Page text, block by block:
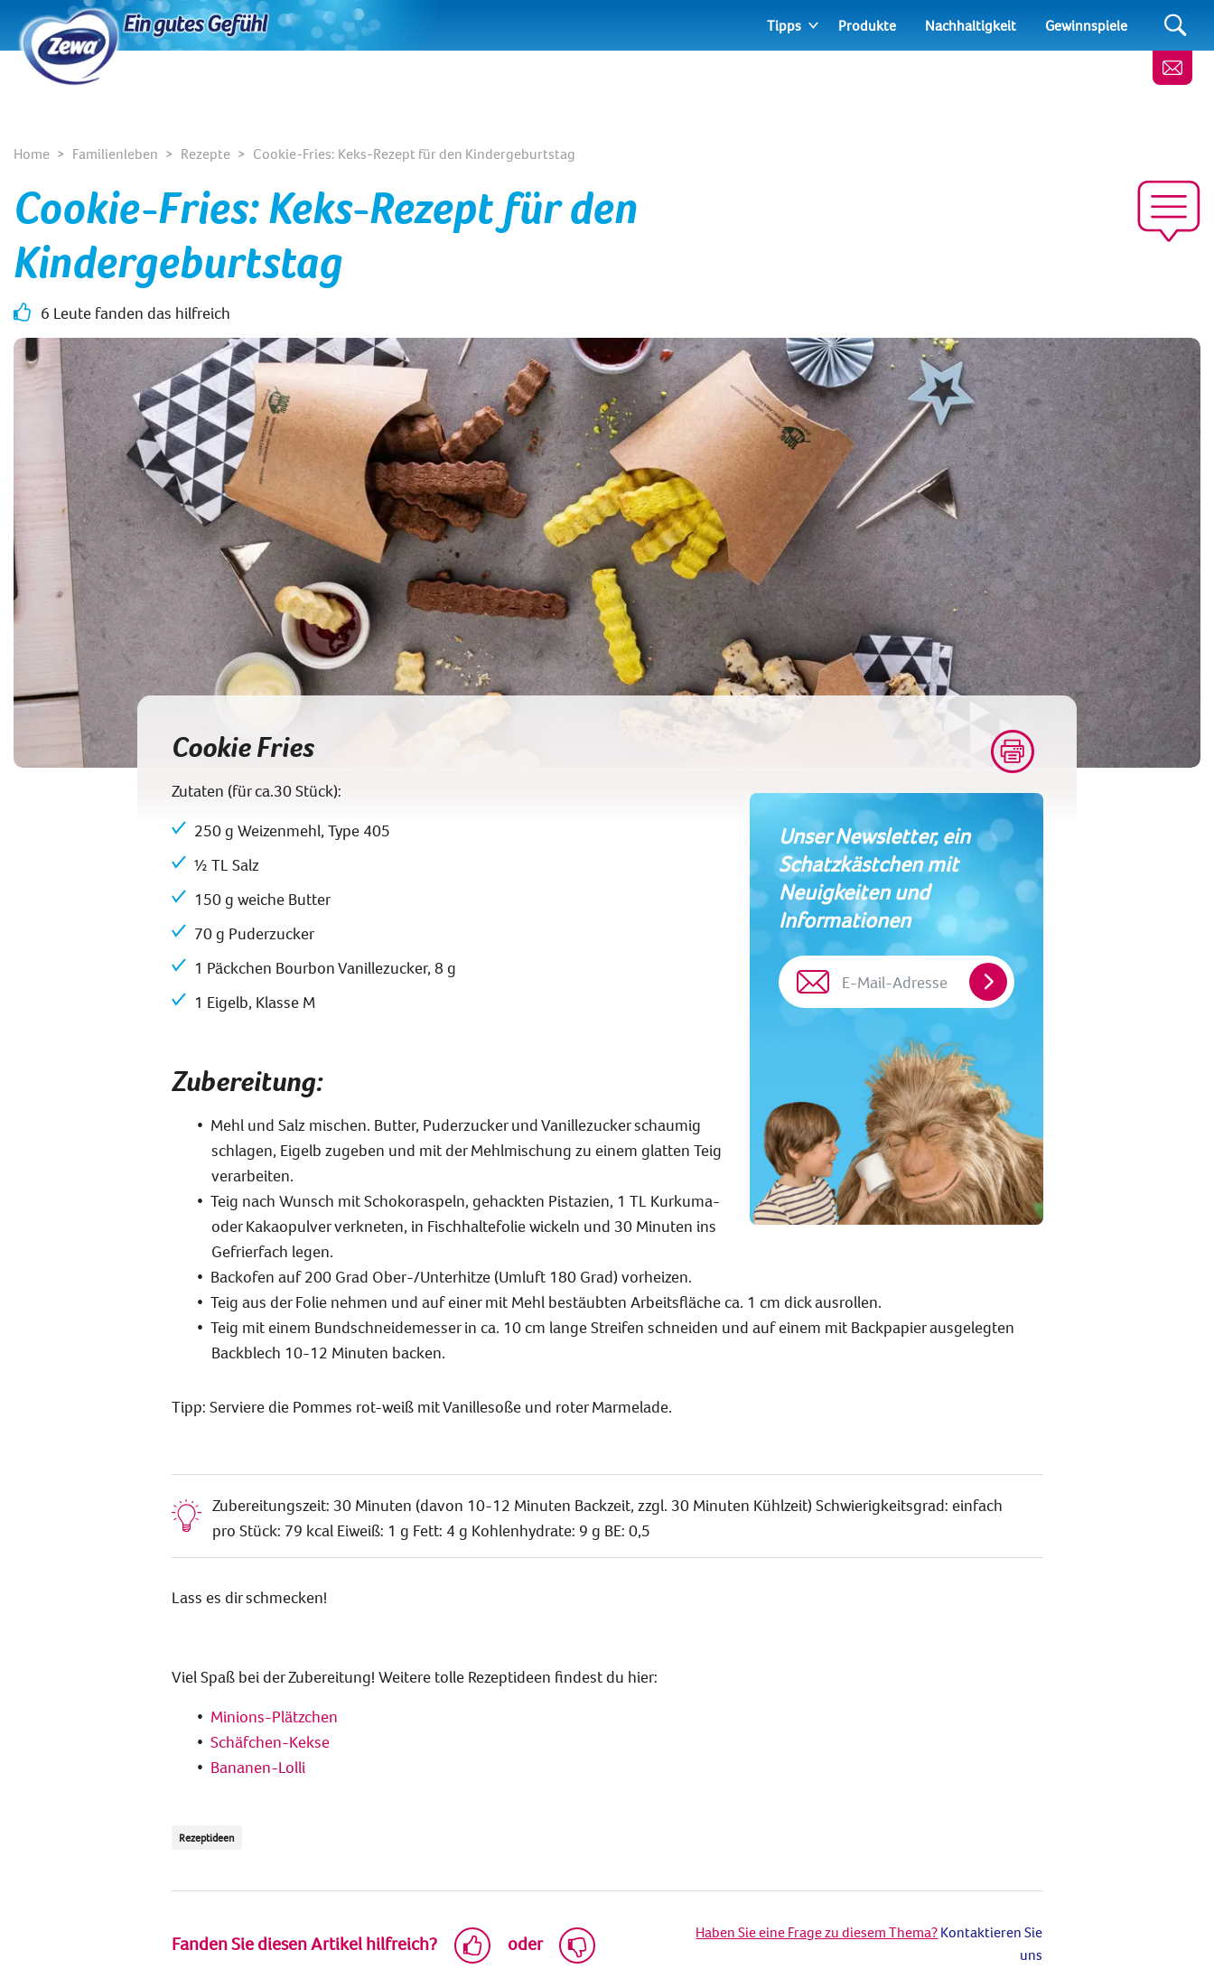
Tipps Produkte Nachhaltigkeit Gewinnspiele
Home Familienleben Rezepte Cookie-Fries: Keks-Rezept für den Kindergeburtstag
Cookie-Fries: Keks-Rezept für den
Kindergeburtstag
6 Leute fanden das hilfreich
Unser Newsletter, ein
Schatzkästchen mit
Neuigkeiten und
Informationen
E-
Mail-
Cookie Fries
Zutaten (für ca.30 Stück):
250 g Weizenmehl, Type 405
½ TL Salz
150 g weiche Butter
70 g Puderzucker
1 Päckchen Bourbon Vanillezucker, 8 g
1 Eigelb, Klasse M
Zubereitung:
Mehl und Salz mischen. Butter, Puderzucker und Vanillezucker schaumig
schlagen, Eigelb zugeben und mit der Mehlmischung zu einem glatten Teig
verarbeiten.
Teig nach Wunsch mit Schokoraspeln, gehackten Pistazien, 1 TL Kurkuma-
oder Kakaopulver verkneten, in Fischhaltefolie wickeln und 30 Minuten ins
Gefrierfach legen.
Backofen auf 200 Grad Ober-/Unterhitze (Umluft 180 Grad) vorheizen.
Teig aus der Folie nehmen und auf einer mit Mehl bestäubten Arbeitsfläche ca. 1 cm dick ausrollen.
Teig mit einem Bundschneidemesser in ca. 10 cm lange Streifen schneiden und auf einem mit Backpapier ausgelegten
Backblech 10-12 Minuten backen.
Tipp: Serviere die Pommes rot-weiß mit Vanillesoße und roter Marmelade.
Zubereitungszeit: 30 Minuten (davon 10-12 Minuten Backzeit, zzgl. 30 Minuten Kühlzeit) Schwierigkeitsgrad: einfach
pro Stück: 79 kcal Eiweiß: 1 g Fett: 4 g Kohlenhydrate: 9 g BE: 0,5
Lass es dir schmecken!
Viel Spaß bei der Zubereitung! Weitere tolle Rezeptideen findest du hier:
Minions-Plätzchen
Schäfchen-Kekse
Bananen-Lolli
Rezeptideen
Fanden Sie diesen Artikel hilfreich? oder Haben Sie eine Frage zu diesem Thema? Kontaktieren Sie
uns